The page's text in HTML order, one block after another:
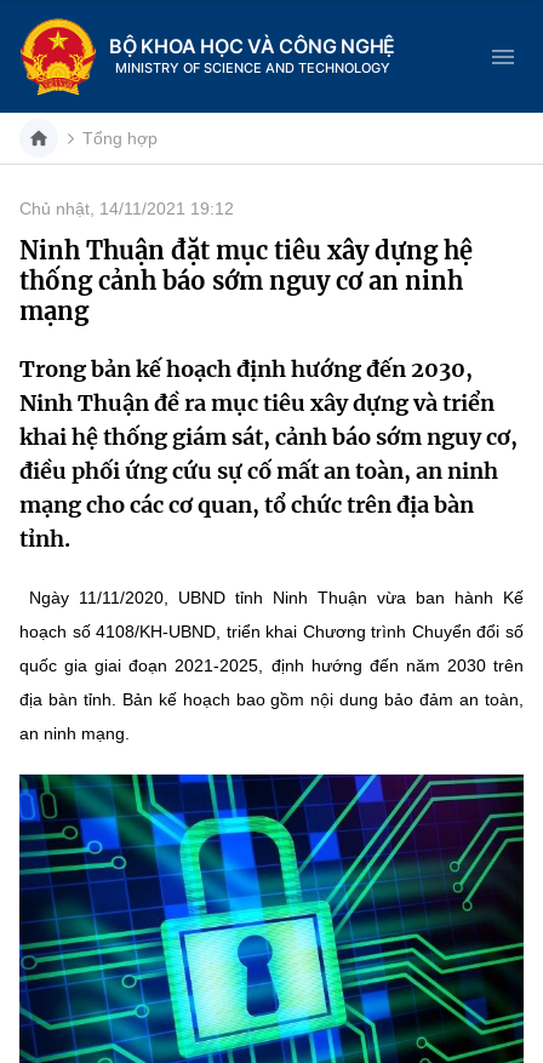
BỘ KHOA HỌC VÀ CÔNG NGHỆ
MINISTRY OF SCIENCE AND TECHNOLOGY
Danh mục
Trang chủ
Chức năng nhiệm vụ
Cơ cấu tổ chức
Lịch sử phát triển
Tin tức sự kiện
Khoa học và Công nghệ
Đổi mới sáng tạo
Bưu chính, Viễn thông
Sở hữu trí tuệ
Năng lượng nguyên tử
Tin tổng hợp
Tin địa phương
Dịch vụ công
Hệ thống văn bản
Văn bản chỉ đạo điều hành
Lấy ý kiến người dân về dự thảo VBQPPL
THỐNG KÊ
Đổi mới sáng tạo
Chuyển đổi số
Bưu chính, Viễn thông
Sở hữu trí tuệ
Tiêu chuẩn, đo lường, chất lượng
Năng lượng nguyên tử
Multimedia
THƯ ĐIỆN TỬ
Khác
Videos
Infographic
Ảnh
Voice
Nhiệm vụ trọng tâm
Tổng hợp
Chủ nhật, 14/11/2021 19:12
Ninh Thuận đặt mục tiêu xây dựng hệ
thống cảnh báo sớm nguy cơ an ninh
mạng
Trong bản kế hoạch định hướng đến 2030,
Ninh Thuận đề ra mục tiêu xây dựng và triển
khai hệ thống giám sát, cảnh báo sớm nguy cơ,
điều phối ứng cứu sự cố mất an toàn, an ninh
mạng cho các cơ quan, tổ chức trên địa bàn
tỉnh.
Ngày 11/11/2020, UBND tỉnh Ninh Thuận vừa ban hành Kế
hoạch số 4108/KH-UBND, triển khai Chương trình Chuyển đổi số
quốc gia giai đoạn 2021-2025, định hướng đến năm 2030 trên
địa bàn tỉnh. Bản kế hoạch bao gồm nội dung bảo đảm an toàn,
an ninh mạng.